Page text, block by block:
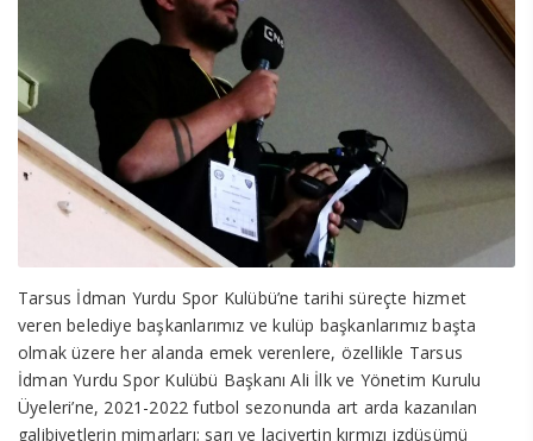
Tarsus İdman Yurdu Spor Kulübü’ne tarihi süreçte hizmet
veren belediye başkanlarımız ve kulüp başkanlarımız başta
olmak üzere her alanda emek verenlere, özellikle Tarsus
İdman Yurdu Spor Kulübü Başkanı Ali İlk ve Yönetim Kurulu
Üyeleri’ne, 2021-2022 futbol sezonunda art arda kazanılan
galibiyetlerin mimarları; sarı ve lacivertin kırmızı izdüşümü